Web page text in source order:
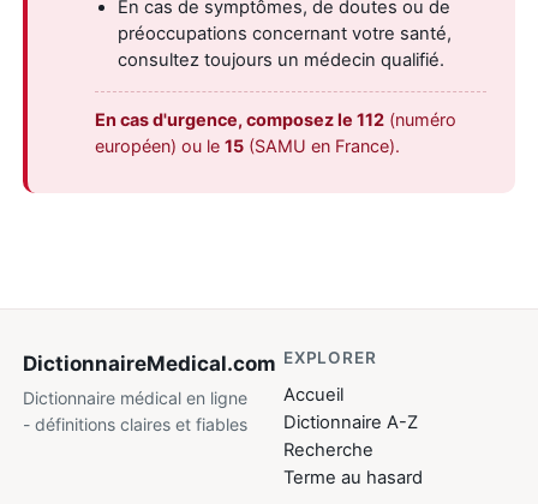
En cas de symptômes, de doutes ou de
préoccupations concernant votre santé,
consultez toujours un médecin qualifié.
En cas d'urgence, composez le 112 (numéro
européen) ou le15 (SAMU en France).
DictionnaireMedical.com
Dictionnaire médical en ligne
- définitions claires et fiables
EXPLORER
Accueil
Dictionnaire A-Z
Recherche
Terme au hasard